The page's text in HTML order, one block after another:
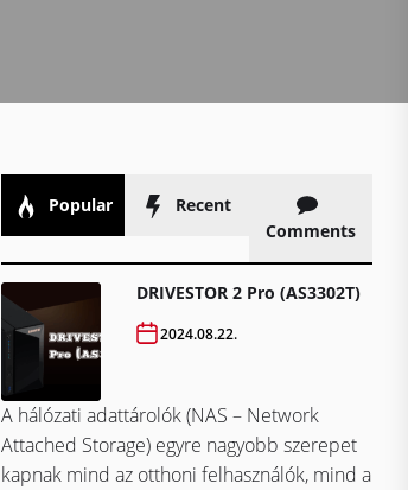
Popular
Recent
Comments
DRIVESTOR 2 Pro (AS3302T)
2024.08.22.
A hálózati adattárolók (NAS – Network
Attached Storage) egyre nagyobb szerepet
kapnak mind az otthoni felhasználók, mind a